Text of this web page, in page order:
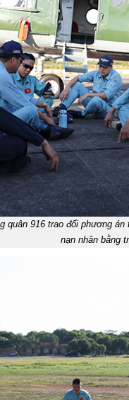
quân 916 trao đổi phương
nạn nhân bằng